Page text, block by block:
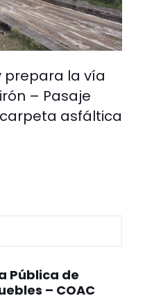
prepara la vía
– Pasaje
asfáltica
Pública de
– COAC